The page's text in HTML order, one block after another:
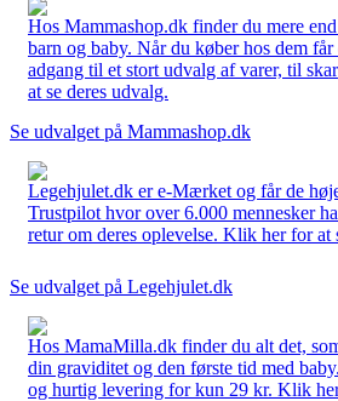
Hos Mammashop.dk finder du mere
barn og baby. Når du køber hos dem
adgang til et stort udvalg af varer, til
at se deres udvalg.
Se udvalget på Mammashop.dk
Legehjulet.dk er e-Mærket og får de
Trustpilot hvor over 6.000 mennesker
retur om deres oplevelse. Klik her for at
Se udvalget på Legehjulet.dk
Hos MamaMilla.dk finder du alt det,
din graviditet og den første tid med
og hurtig levering for kun 29 kr. Klik